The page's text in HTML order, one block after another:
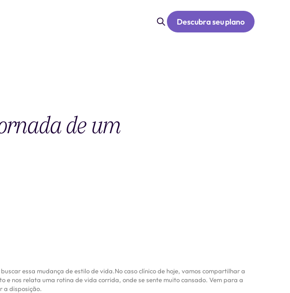
Descubra seu plano
de um
essa mudança de estilo de vida.No caso clínico de hoje, vamos compartilhar a
e nos relata uma rotina de vida corrida, onde se sente muito cansado. Vem para a
a disposição.